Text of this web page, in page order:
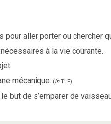
aller porter ou chercher
à la vie courante.
mécanique. (inTLF)
but de s’emparer de